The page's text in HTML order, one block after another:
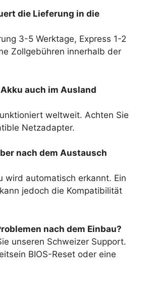
die Lieferung in die
3-5 Werktage, Express 1-2
Zollgebühren innerhalb der
auch im Ausland
weltweit. Achten Sie
Netzadapter.
nach dem Austausch
wird automatisch erkannt. Ein
jedoch die Kompatibilität
nach dem Einbau?
unseren Schweizer Support.
BIOS-Reset oder eine